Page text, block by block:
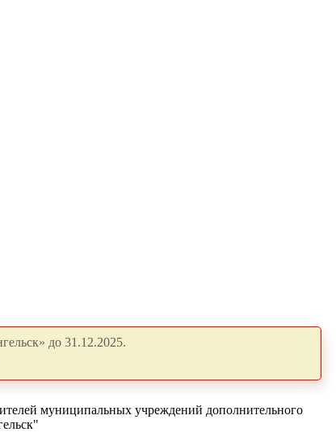
до 31.12.2025.
муниципальных учреждений дополнительного